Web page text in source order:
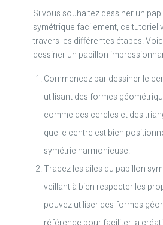
Si vous souhaitez dessiner un
symétrique facilement, ce tutoriel
travers les différentes étapes.
dessiner un papillon
Commencez par dessiner le
utilisant des formes
comme des cercles et des
que le centre est bien
symétrie harmonieuse.
Tracez les ailes du papillon
veillant à bien respecter les
pouvez utiliser des formes